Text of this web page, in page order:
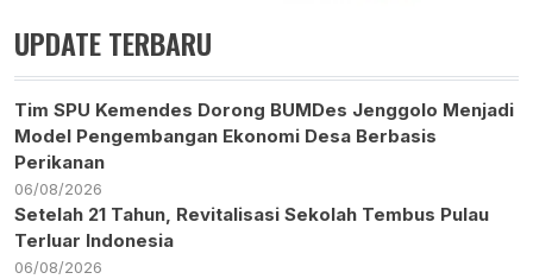
UPDATE TERBARU
Tim SPU Kemendes Dorong BUMDes Jenggolo Menjadi
Model Pengembangan Ekonomi Desa Berbasis
Perikanan
06/08/2026
Setelah 21 Tahun, Revitalisasi Sekolah Tembus Pulau
Terluar Indonesia
06/08/2026